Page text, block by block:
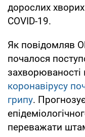
дорослих
СОVID-19.
Як повідомляв
почалося
захворюваності
коронавірусу
грипу.
переважати